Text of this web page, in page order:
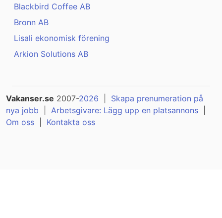
Blackbird Coffee AB
Bronn AB
Lisali ekonomisk förening
Arkion Solutions AB
Vakanser.se 2007-2026
Skapa prenumeration på
nya jobb
Arbetsgivare: Lägg upp en platsannons
Om oss
Kontakta oss